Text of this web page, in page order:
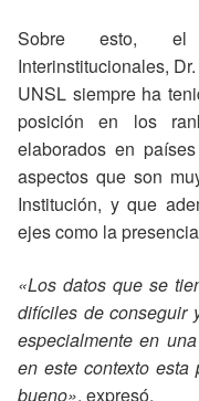
Sobre esto, el
Interinstitucionales,
UNSL siempre ha
posición en los
elaborados en
aspectos que son
Institución, y que
ejes como la
«Los datos que se
difíciles de conseguir
especialmente en
en este contexto
bueno», expresó.